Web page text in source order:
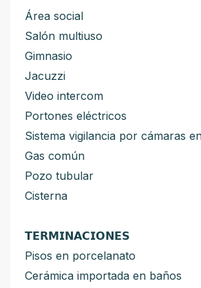
Área social
Salón multiuso
Gimnasio
Jacuzzi
Video intercom
Portones eléctricos
Sistema vigilancia por cámaras
Gas común
Pozo tubular
Cisterna
𝗧𝗘𝗥𝗠𝗜𝗡𝗔𝗖𝗜𝗢𝗡𝗘𝗦
Pisos en porcelanato
Cerámica importada en baños